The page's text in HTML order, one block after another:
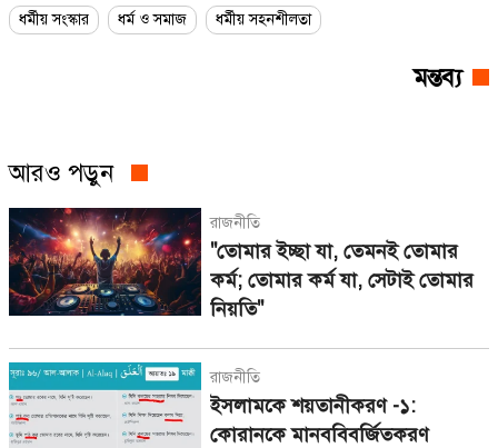
আরও পড়ুন
রাজনীতি
"তোমার ইচ্ছা যা, তেমনই তোমার
কর্ম; তোমার কর্ম যা, সেটাই তোমার
নিয়তি"
রাজনীতি
ইসলামকে শয়তানীকরণ -১:
কোরানকে মানববিবর্জিতকরণ
ধর্মীয় সংস্কার
ধর্ম ও সমাজ ধর্মীয় সহনশীলতা
মন্তব্য